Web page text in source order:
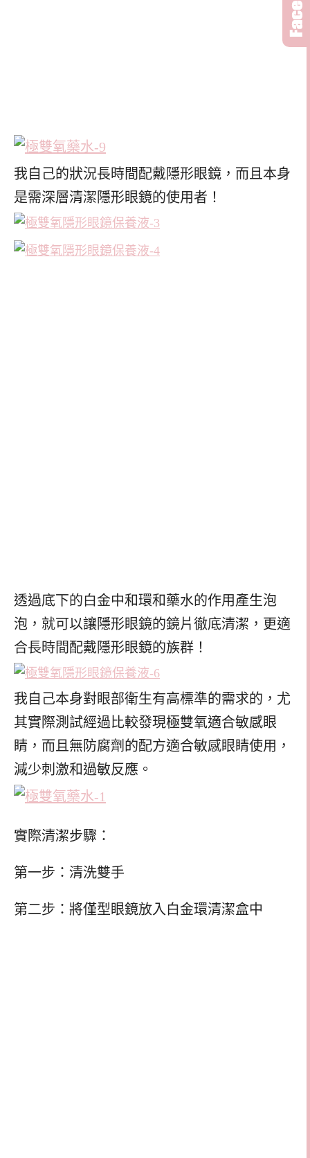
我自己的狀況長時間配戴隱形眼鏡，而且本身
是需深層清潔隱形眼鏡的使用者！
透過底下的白金中和環和藥水的作用產生泡
泡，就可以讓隱形眼鏡的鏡片徹底清潔，更適
合長時間配戴隱形眼鏡的族群！
我自己本身對眼部衛生有高標準的需求的，尤
其實際測試經過比較發現極雙氧適合敏感眼
睛，而且無防腐劑的配方適合敏感眼睛使用，
減少刺激和過敏反應。
實際清潔步驟：
第一步：清洗雙手
第二步：將僅型眼鏡放入白金環清潔盒中